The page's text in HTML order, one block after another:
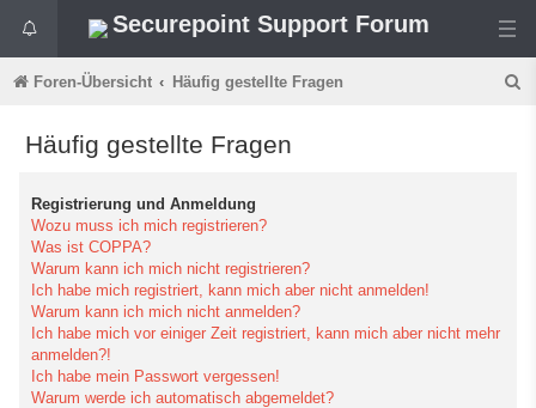
Securepoint Support Forum
Foren-Übersicht Häufig gestellte Fragen
Häufig gestellte Fragen
Registrierung und Anmeldung
Wozu muss ich mich registrieren?
Was ist COPPA?
Warum kann ich mich nicht registrieren?
Ich habe mich registriert, kann mich aber nicht anmelden!
Warum kann ich mich nicht anmelden?
Ich habe mich vor einiger Zeit registriert, kann mich aber nicht mehr
anmelden?!
Ich habe mein Passwort vergessen!
Warum werde ich automatisch abgemeldet?